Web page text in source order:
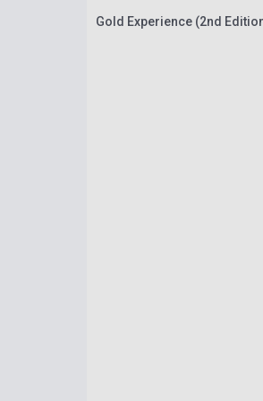
Gold Experience (2nd